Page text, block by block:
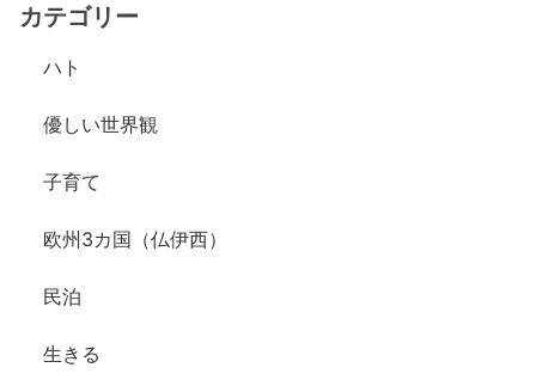
カテゴリー
ハト
優しい世界観
子育て
欧州3カ国（仏伊西）
民泊
生きる